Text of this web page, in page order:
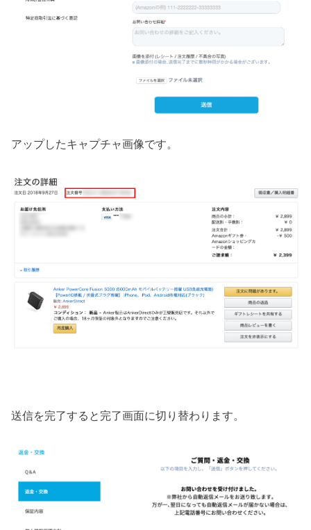
アップしたキャプチャ画像です。
送信を完了すると完了画面に切り替わります。